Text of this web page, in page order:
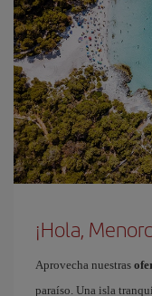
¡Hola,
Aprovecha nuestras
paraíso. Una isla